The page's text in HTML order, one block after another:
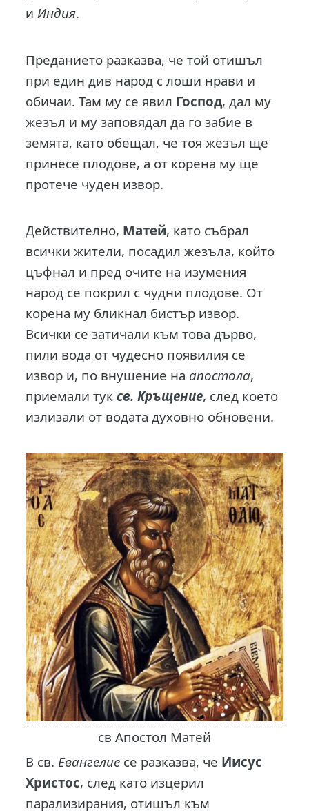
иИндия.
Преданието разказва, че той отишъл
при един див народ с лоши нрави и
обичаи. Там му се явил Господ, дал му
жезъл и му заповядал да го забие в
земята, като обещал, че тоя жезъл ще
принесе плодове, а от корена му ще
протече чуден извор.
Действително, Матей, като събрал
всички жители, посадил жезъла, който
цъфнал и пред очите на изумения
народ се покрил с чудни плодове. От
корена му бликнал бистър извор.
Всички се затичали към това дърво,
пили вода от чудесно появилия се
извор и, по внушение на апостола,
приемали туксв. Кръщение, след което
излизали от водата духовно обновени.
св Апостол Матей
В св. Евангелие се разказва, че Иисус
Христос, след като изцерил
парализирания, отишъл към